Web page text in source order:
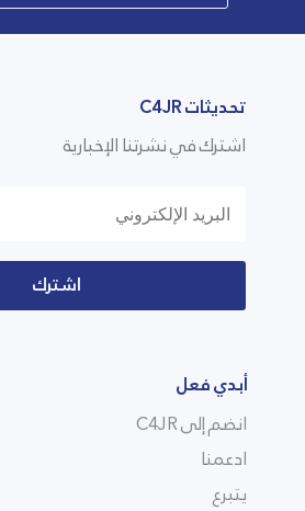
تحديثات C4JR
اشترك في نشرتنا الإخبارية
اشترك
أبدي فعل
انضم إلى C4JR
ادعمنا
يتبرع